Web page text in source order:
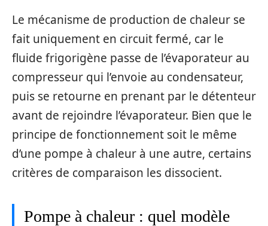
Le mécanisme de production de chaleur se
fait uniquement en circuit fermé, car le
fluide frigorigène passe de l’évaporateur au
compresseur qui l’envoie au condensateur,
puis se retourne en prenant par le détenteur
avant de rejoindre l’évaporateur. Bien que le
principe de fonctionnement soit le même
d’une pompe à chaleur à une autre, certains
critères de comparaison les dissocient.
Pompe à chaleur : quel modèle